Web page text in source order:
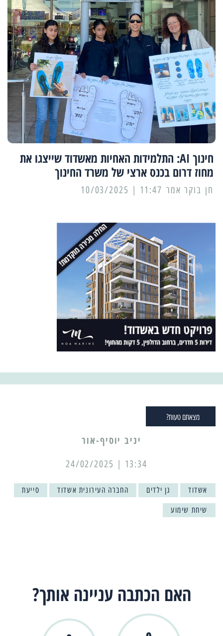
חינוך AI: התלמידות האחיות מאשדוד שייצגו את
מחוז דרום בכנס ארצי של משרד החינוך
11:47 | 10/03/2025
מצאתם טעות?
יניב יוסיף-אור
13:34 | 24/02/2025
אשדוד גן ילדים החברה העירונית אשדוד סייעת
שיחת שימוע
האם הכתבה עניינה אותך?